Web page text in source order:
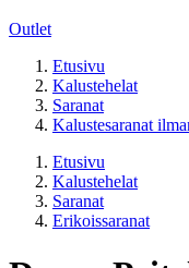
Outlet
Etusivu
Kalustehelat
Saranat
Kalustesaranat
Etusivu
Kalustehelat
Saranat
Erikoissaranat